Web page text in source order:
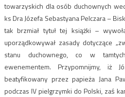
towarzyskich dla osób duchownych
ks Dra Józefa Sebastyana Pelczara –
tak brzmiał tytuł tej książki –
uporządkowywał zasady dotyczące
stanu duchownego, co w
ewenementem. Przypomnijmy, iż
beatyfikowany przez papieża Jana
podczas IV pielgrzymki do Polski, zaś